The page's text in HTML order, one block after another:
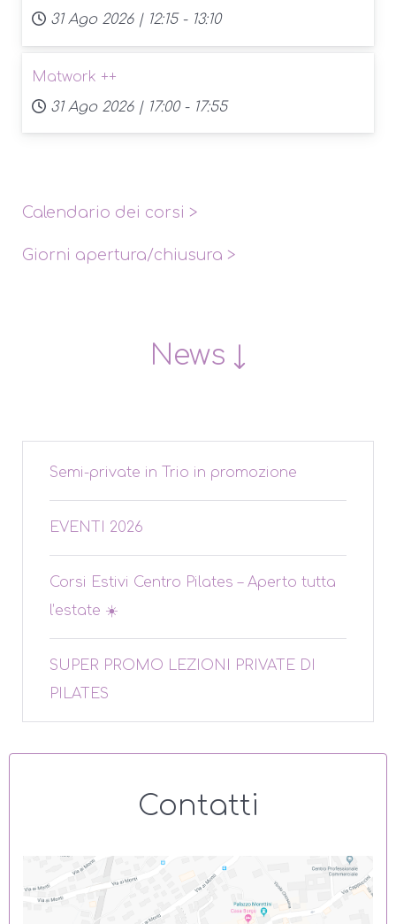
31 Ago 2026 | 12:15 - 13:10
Matwork ++
31 Ago 2026 | 17:00 - 17:55
Calendario dei corsi >
Giorni apertura/chiusura >
News ↓
Semi-private in Trio in promozione
EVENTI 2026
Corsi Estivi Centro Pilates – Aperto tutta
l’estate ☀️
SUPER PROMO LEZIONI PRIVATE DI
PILATES
Contatti